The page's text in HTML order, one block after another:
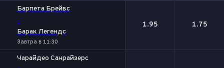
Барпета Брейвс
-
Барак Легендс
Завтра в 11:30
1.95 1.75
Чарайдео Санрайзерс